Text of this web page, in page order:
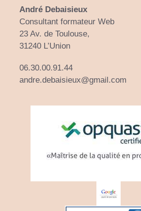
André Debaisieux
Consultant formateur Web
23 Av. de Toulouse,
31240 L’Union
06.30.00.91.44
andre.debaisieux@gmail.com